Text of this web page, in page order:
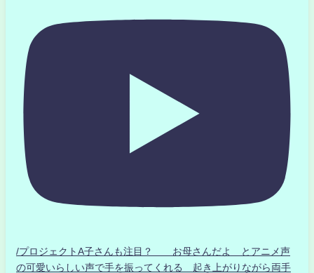
/プロジェクトA子さんも注目？ お母さんだよ とアニメ声
の可愛いらしい声で手を振ってくれる 起き上がりながら両手